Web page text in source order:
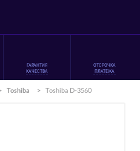
ГАРАНТИЯ
КАЧЕСТВА
ОТСРОЧКА
ПЛАТЕЖА
Toshiba > Toshiba D-3560